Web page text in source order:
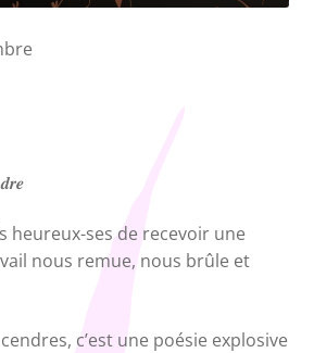
heureux-ses de recevoir une
nous remue, nous brûle et
c’est une poésie explosive